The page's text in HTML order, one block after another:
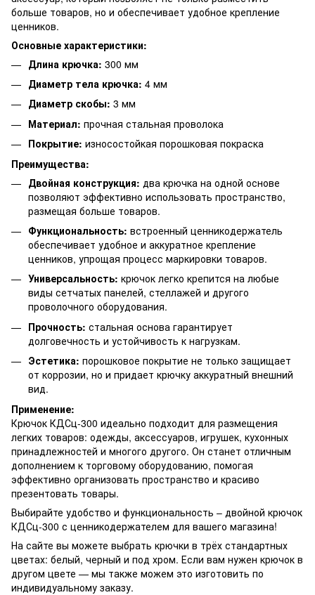
больше товаров, но и обеспечивает удобное крепление
ценников.
Основные характеристики:
Длина крючка: 300 мм
Диаметр тела крючка: 4 мм
Диаметр скобы: 3 мм
Материал: прочная стальная проволока
Покрытие: износостойкая порошковая покраска
Преимущества:
Двойная конструкция: два крючка на одной основе
позволяют эффективно использовать пространство,
размещая больше товаров.
Функциональность: встроенный ценникодержатель
обеспечивает удобное и аккуратное крепление
ценников, упрощая процесс маркировки товаров.
Универсальность: крючок легко крепится на любые
виды сетчатых панелей, стеллажей и другого
проволочного оборудования.
Прочность: стальная основа гарантирует
долговечность и устойчивость к нагрузкам.
Эстетика: порошковое покрытие не только защищает
от коррозии, но и придает крючку аккуратный внешний
вид.
Применение:
Крючок КДСц-300 идеально подходит для размещения
легких товаров: одежды, аксессуаров, игрушек, кухонных
принадлежностей и многого другого. Он станет отличным
дополнением к торговому оборудованию, помогая
эффективно организовать пространство и красиво
презентовать товары.
Выбирайте удобство и функциональность – двойной крючок
КДСц-300 с ценникодержателем для вашего магазина!
На сайте вы можете выбрать крючки в трёх стандартных
цветах: белый, черный и под хром. Если вам нужен крючок в
другом цвете — мы также можем это изготовить по
индивидуальному заказу.